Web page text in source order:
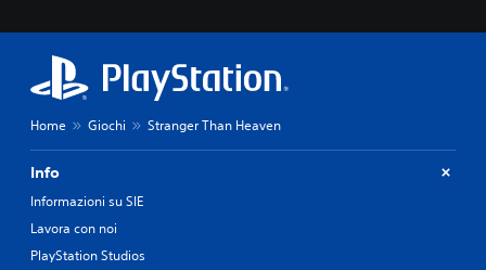
Home Giochi Stranger Than Heaven
Info
Informazioni su SIE
Lavora con noi
PlayStation Studios